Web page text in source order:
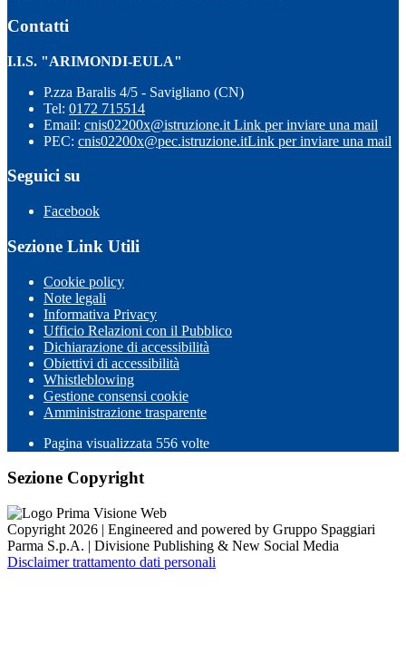
Contatti
I.I.S. "ARIMONDI-EULA"
P.zza Baralis 4/5 - Savigliano (CN)
Tel: 0172 715514
Email: cnis02200x@istruzione.it Link per inviare una mail
PEC: cnis02200x@pec.istruzione.itLink per inviare una mail
Seguici su
Facebook
Sezione Link Utili
Cookie policy
Note legali
Informativa Privacy
Ufficio Relazioni con il Pubblico
Dichiarazione di accessibilità
Obiettivi di accessibilità
Whistleblowing
Gestione consensi cookie
Amministrazione trasparente
Pagina visualizzata 556 volte
Sezione Copyright
Copyright 2026 | Engineered and powered by Gruppo Spaggiari
Parma S.p.A. | Divisione Publishing & New Social Media
Disclaimer trattamento dati personali